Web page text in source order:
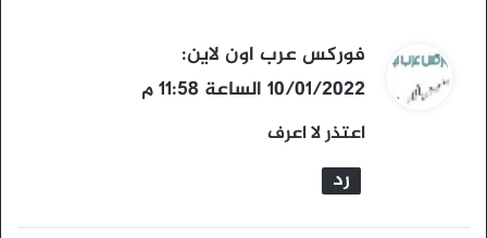
ي
ق
و
ل
فوركس عرب اون لاين:
10/01/2022 الساعة 11:58 م
اعتذر لا اعرف
رد